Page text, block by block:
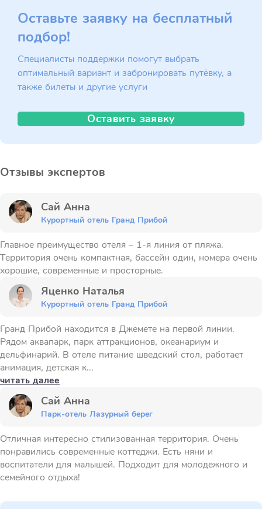
Оставьте заявку на бесплатный
подбор!
Специалисты поддержки помогут выбрать
оптимальный вариант и забронировать путёвку, а
также билеты и другие услуги
Оставить заявку
Отзывы экспертов
Сай Анна
Курортный отель Гранд Прибой
Главное преимущество отеля – 1-я линия от пляжа.
Территория очень компактная, бассейн один, номера очень
хорошие, современные и просторные.
Яценко Наталья
Курортный отель Гранд Прибой
Гранд Прибой находится в Джемете на первой линии.
Рядом аквапарк, парк аттракционов, океанариум и
дельфинарий. В отеле питание шведский стол, работает
анимация, детская к...
читать далее
Сай Анна
Парк-отель Лазурный берег
Отличная интересно стилизованная территория. Очень
понравились современные коттеджи. Есть няни и
воспитатели для малышей. Подходит для молодежного и
семейного отдыха!